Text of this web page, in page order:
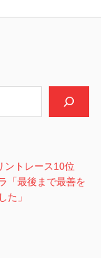
ントレース10位
「最後まで最善を
た」